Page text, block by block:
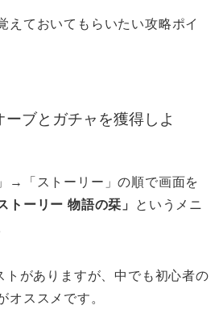
えておいてもらいたい攻略ポイ
ーブとガチャを獲得しよ
→「ストーリー」の順で画面を
トーリー 物語の栞」
というメニ
トがありますが、中でも初心者の
オススメです。